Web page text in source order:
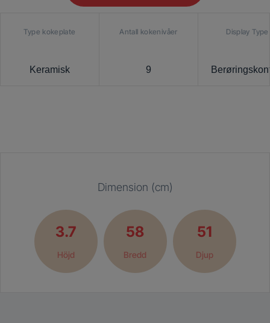
Type kokeplate
Keramisk
Antall kokenivåer
9
Display Type
Dimension (cm)
3.7
Höjd
58
Bredd
51
Djup